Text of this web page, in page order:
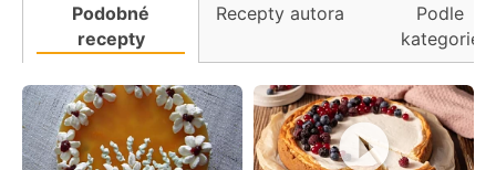
Podobné
recepty
Recepty autora
Podle
kategorie